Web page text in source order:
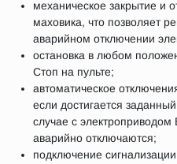
механическое закрытие и
маховика, что позволяет
аварийном отключении
остановка в любом
Стоп на пульте;
автоматическое
если достигается
случае с
аварийно отключаются;
подключение